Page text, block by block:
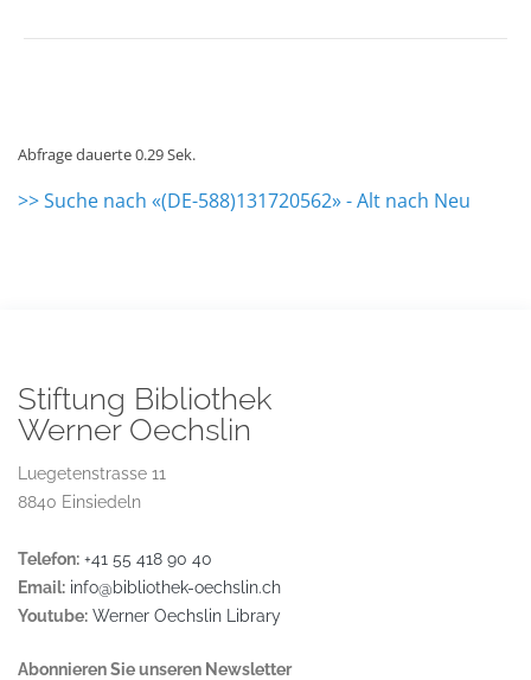
Abfrage dauerte 0.29 Sek.
>> Suche nach «(DE-588)131720562» - Alt nach Neu
Stiftung Bibliothek
Werner Oechslin
Luegetenstrasse 11
8840 Einsiedeln
Telefon: +41 55 418 90 40
Email: info@bibliothek-oechslin.ch
Youtube: Werner Oechslin Library
Abonnieren Sie unseren Newsletter